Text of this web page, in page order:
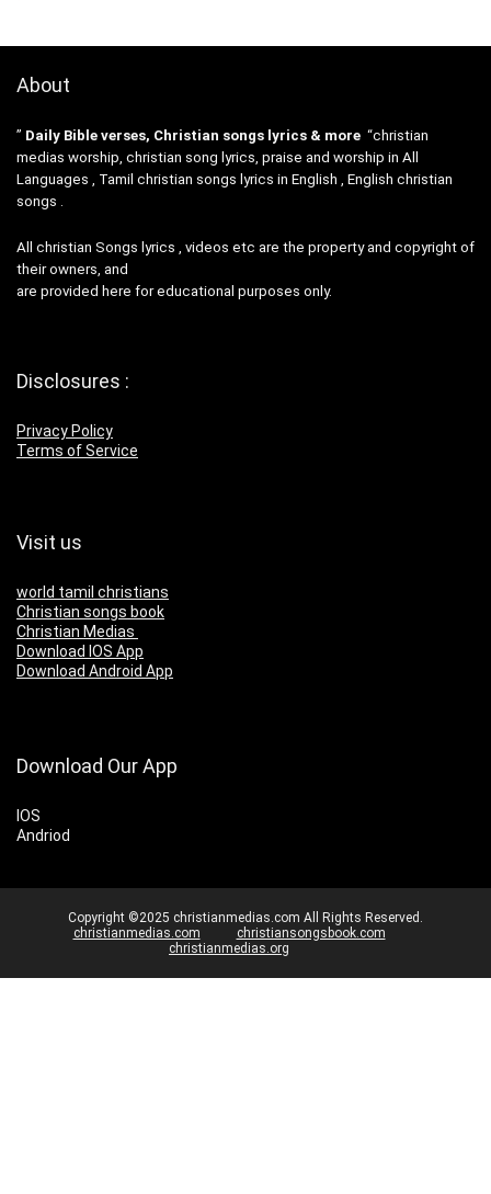
About
” Daily Bible verses, Christian songs lyrics & more “christian
medias worship, christian song lyrics, praise and worship in All
Languages , Tamil christian songs lyrics in English , English christian
songs .
All christian Songs lyrics , videos etc are the property and copyright of
their owners, and
are provided here for educational purposes only.
Disclosures :
Privacy Policy
Terms of Service
Visit us
world tamil christians
Christian songs book
Christian Medias
Download IOS App
Download Android App
Download Our App
IOS
Andriod
Copyright ©2025 christianmedias.com All Rights Reserved.
christianmedias.com
christiansongsbook.com
christianmedias.org